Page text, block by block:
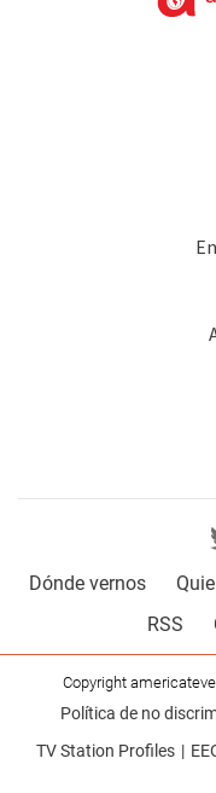
Dónde vernos
RSS
Copyright
Política de no
TV Station Profiles